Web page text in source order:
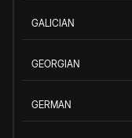
GALICIAN
GEORGIAN
GERMAN